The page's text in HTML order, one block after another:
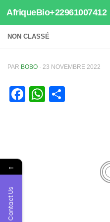
Au dessous du contenu
AfriqueBio+22961007412
NON CLASSÉ
PAR BOBO · 23 NOVEMBRE 2022
Facebook
WhatsApp
←
Contact Us